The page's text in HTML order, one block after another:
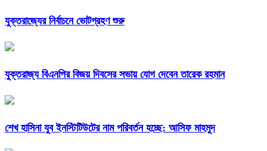
যুক্তরাজ্যের নির্বাচনে ভোটগ্রহণ শুরু
যুক্তরাজ্য বিএনপির বিজয় দিবসের সভায় যোগ দেবেন তারেক রহমান
শেখ হাসিনা যুব ইনস্টিটিউটের নাম পরিবর্তন হচ্ছে: আসিফ মাহমুদ